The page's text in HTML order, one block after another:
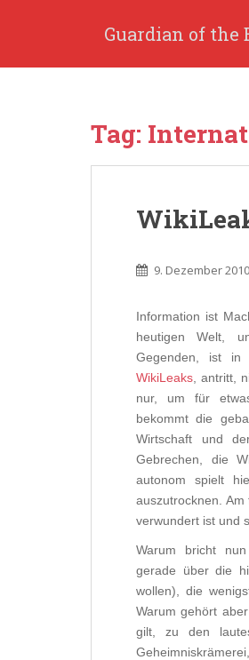
p
Guardian of the
Tag:
9. Dezember 2010
Information ist
heutigen Welt,
Gegenden, ist in
WikiLeaks , antritt,
nur, um für
bekommt die
Wirtschaft und
Gebrechen, die
autonom spielt
auszutrocknen.
verwundert ist und
Warum bricht nun
gerade über die
wollen), die
Warum gehört
gilt, zu den